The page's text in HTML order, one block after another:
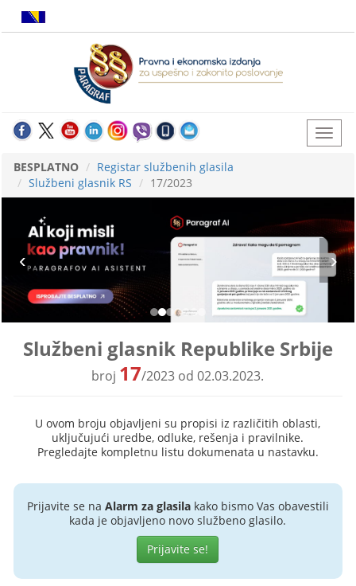
BESPLATNO
Registar službenih glasila
Službeni glasnik RS
17/2023
Službeni glasnik Republike Srbije
broj 17/2023 od 02.03.2023.
U ovom broju objavljeni su propisi iz različitih oblasti,
uključujući uredbe, odluke, rešenja i pravilnike.
Pregledajte kompletnu listu dokumenata u nastavku.
Prijavite se na Alarm za glasilakako bismo Vas obavestili
kada je objavljeno novo službeno glasilo.
Prijavite se!